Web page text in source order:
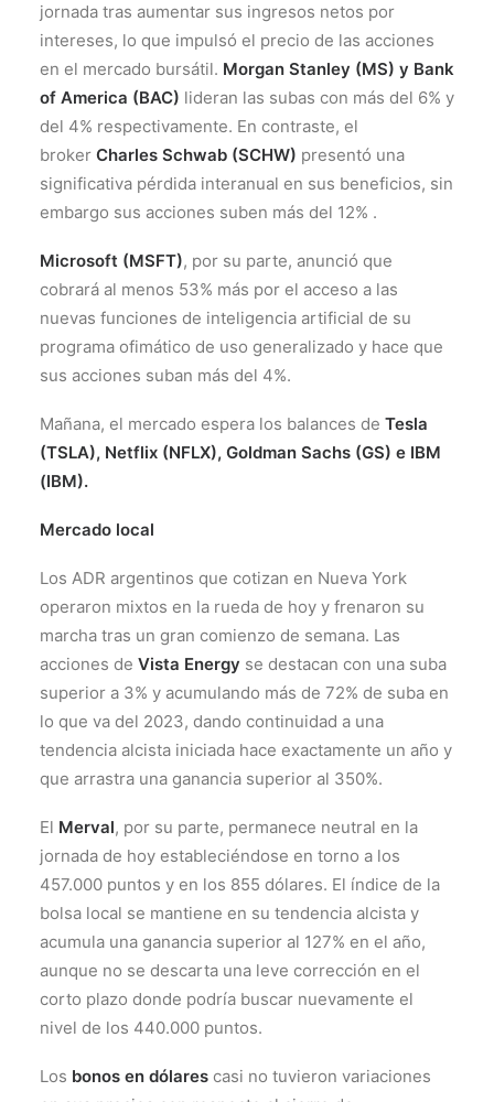
jornada tras aumentar sus ingresos netos por
intereses, lo que impulsó el precio de las acciones
en el mercado bursátil. Morgan Stanley (MS) y Bank
of America (BAC) lideran las subas con más del 6% y
del 4% respectivamente. En contraste, el
broker Charles Schwab (SCHW) presentó una
significativa pérdida interanual en sus beneficios, sin
embargo sus acciones suben más del 12% .
Microsoft (MSFT), por su parte, anunció que
cobrará al menos 53% más por el acceso a las
nuevas funciones de inteligencia artificial de su
programa ofimático de uso generalizado y hace que
sus acciones suban más del 4%.
Mañana, el mercado espera los balances de Tesla
(TSLA), Netflix (NFLX), Goldman Sachs (GS) e IBM
(IBM).
Mercado local
Los ADR argentinos que cotizan en Nueva York
operaron mixtos en la rueda de hoy y frenaron su
marcha tras un gran comienzo de semana. Las
acciones de Vista Energy se destacan con una suba
superior a 3% y acumulando más de 72% de suba en
lo que va del 2023, dando continuidad a una
tendencia alcista iniciada hace exactamente un año y
que arrastra una ganancia superior al 350%.
El Merval, por su parte, permanece neutral en la
jornada de hoy estableciéndose en torno a los
457.000 puntos y en los 855 dólares. El índice de la
bolsa local se mantiene en su tendencia alcista y
acumula una ganancia superior al 127% en el año,
aunque no se descarta una leve corrección en el
corto plazo donde podría buscar nuevamente el
nivel de los 440.000 puntos.
Los bonos en dólares casi no tuvieron variaciones